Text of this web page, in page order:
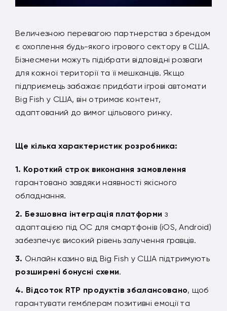
Величезною перевагою партнерства з брендом
є охоплення будь-якого ігрового сектору в США.
Бізнесмени можуть підібрати відповідні розваги
для кожної території та її мешканців. Якщо
підприємець забажає придбати ігрові автомати
Big Fish у США, він отримає контент,
адаптований до вимог цільового ринку.
Ще кілька характеристик розробника:
Короткий строк виконання замовлення
гарантовано завдяки наявності якісного
обладнання.
Безшовна інтеграція платформи з
адаптацією під ОС для смартфонів (iOS, Android)
забезпечує високий рівень залучення гравців.
Онлайн казино від Big Fish у США підтримують
розширені бонусні схеми.
Відсоток RTP продуктів збалансовано, щоб
гарантувати гемблерам позитивні емоції та